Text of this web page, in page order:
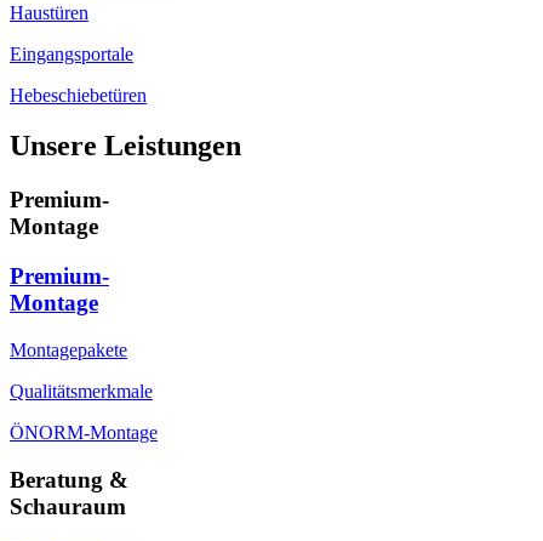
Haustüren
Eingangsportale
Hebeschiebetüren
Unsere Leistungen
Premium-
Montage
Premium-
Montage
Montagepakete
Qualitätsmerkmale
ÖNORM-Montage
Beratung &
Schauraum